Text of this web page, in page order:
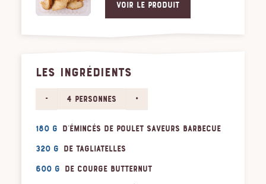
Voir le produit
LES INGRÉDIENTS
- 4 personnes +
180 g d'émincés de poulet saveurs barbecue
320 g de tagliatelles
600 g de courge butternut